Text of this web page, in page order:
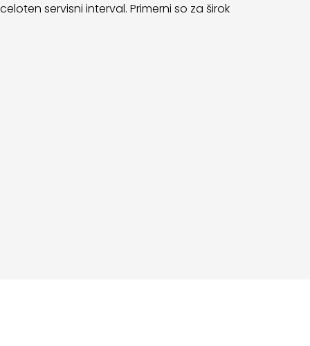
servisni interval. Primerni so za širok